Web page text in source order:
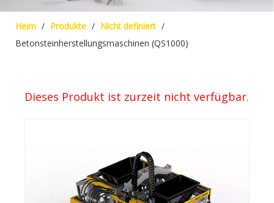
Heim / Produkte / Nicht definiert /
Betonsteinherstellungsmaschinen (QS1000)
Dieses Produkt ist zurzeit nicht verfügbar.